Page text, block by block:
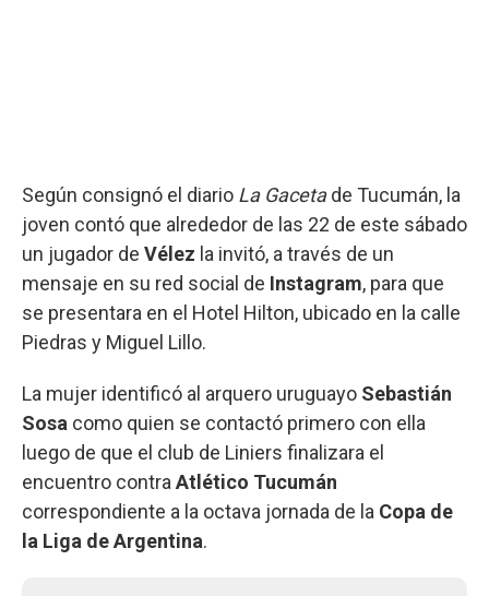
Según consignó el diario La Gacetade Tucumán, la
joven contó que alrededor de las 22 de este sábado
un jugador de Vélez la invitó, a través de un
mensaje en su red social de Instagram, para que
se presentara en el Hotel Hilton, ubicado en la calle
Piedras y Miguel Lillo.
La mujer identificó al arquero uruguayo Sebastián
Sosa como quien se contactó primero con ella
luego de que el club de Liniers finalizara el
encuentro contra Atlético Tucumán
correspondiente a la octava jornada de la Copa de
la Liga de Argentina.